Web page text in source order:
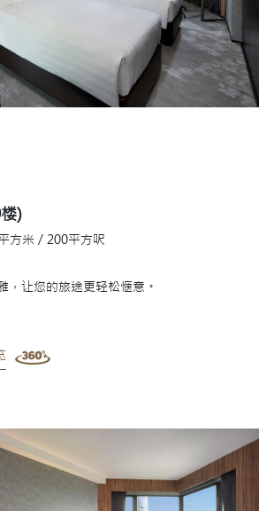
)
方米 / 200平方呎
，让您的旅途更轻松惬意。